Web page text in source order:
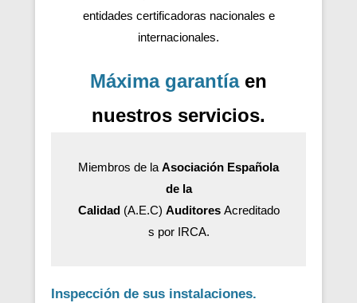
entidades certificadoras nacionales e
internacionales.
Máxima garantíaen
nuestros servicios.
Miembros de la Asociación Española
de la
Calidad(A.E.C) AuditoresAcreditado
s por IRCA.
Inspección de sus instalaciones.